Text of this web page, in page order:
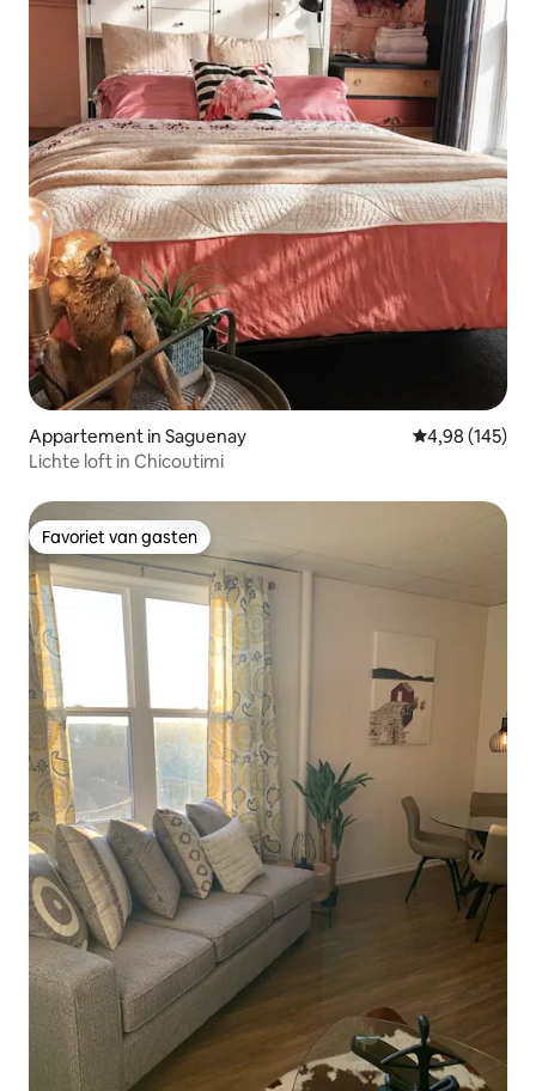
Appartement in Saguenay Gemiddelde
4,98 (145)
Lichte loft in Chicoutimi
Favoriet van gasten
Favoriet van gasten